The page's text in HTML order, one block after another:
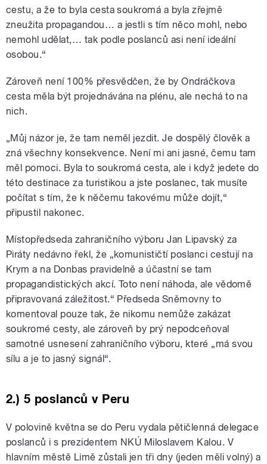
cestu, a že to byla cesta soukromá a byla zřejmě
zneužita propagandou… a jestli s tím něco mohl, nebo
nemohl udělat,… tak podle poslanců asi není ideální
osobou.“
Zároveň není 100% přesvědčen, že by Ondráčkova
cesta měla být projednávána na plénu, ale nechá to na
nich.
„Můj názor je, že tam neměl jezdit. Je dospělý člověk a
zná všechny konsekvence. Není mi ani jasné, čemu tam
měl pomoci. Byla to soukromá cesta, ale i když jedete do
této destinace za turistikou a jste poslanec, tak musíte
počítat s tím, že k něčemu takovému může dojít,“
připustil nakonec.
Místopředseda zahraničního výboru Jan Lipavský za
Piráty nedávno řekl, že „komunističtí poslanci cestují na
Krym a na Donbas pravidelně a účastní se tam
propagandistických akcí. Toto není náhoda, ale vědomě
připravovaná záležitost.“ Předseda Sněmovny to
komentoval pouze tak, že nikomu nemůže zakázat
soukromé cesty, ale zároveň by prý nepodceňoval
samotné usnesení zahraničního výboru, které „má svou
sílu a je to jasný signál“.
2.) 5 poslanců v Peru
V polovině května se do Peru vydala pětičlenná delegace
poslanců i s prezidentem NKÚ Miloslavem Kalou. V
hlavním městě Limě zůstali jen tři dny (jeden měli volný) a